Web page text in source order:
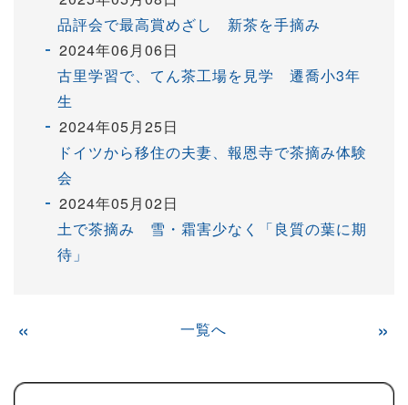
品評会で最高賞めざし 新茶を手摘み
2024年06月06日
古里学習で、てん茶工場を見学 遷喬小3年
生
2024年05月25日
ドイツから移住の夫妻、報恩寺で茶摘み体験
会
2024年05月02日
土で茶摘み 雪・霜害少なく「良質の葉に期
待」
« 一覧へ